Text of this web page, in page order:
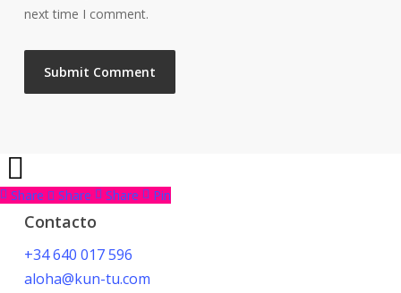
next time I comment.
Share Share Share Pin
Contacto
+34 640 017 596
aloha@kun-tu.com